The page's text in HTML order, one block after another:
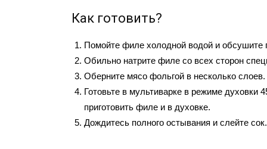
Как готовить?
Помойте филе холодной водой и обсушите
Обильно натрите филе со всех сторон
Оберните мясо фольгой в несколько слоев.
Готовьте в мультиварке в режиме духовки
приготовить филе и в духовке.
Дождитесь полного остывания и слейте сок.